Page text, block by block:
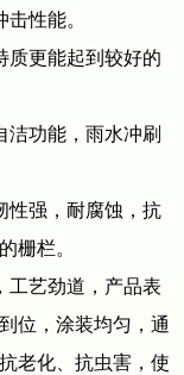
性能。
更能起到较好的
功能，雨水冲刷
强，耐腐蚀，抗
栅栏。
艺劲道，产品表
位，涂装均匀，通
老化、抗虫害，使